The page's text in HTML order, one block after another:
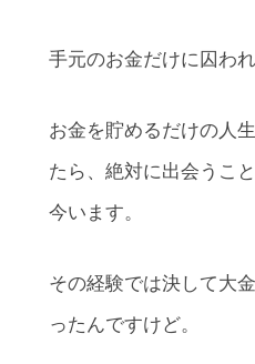
手元のお金だけに囚わ
お金を貯めるだけの人
たら、絶対に出会うこ
今います。
その経験では決して大
ったんですけど。